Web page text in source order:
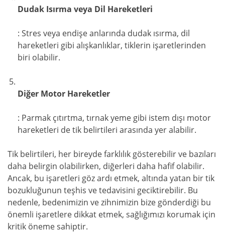
Dudak Isırma veya Dil Hareketleri
: Stres veya endişe anlarında dudak ısırma, dil
hareketleri gibi alışkanlıklar, tiklerin işaretlerinden
biri olabilir.
Diğer Motor Hareketler
: Parmak çıtırtma, tırnak yeme gibi istem dışı motor
hareketleri de tik belirtileri arasında yer alabilir.
Tik belirtileri, her bireyde farklılık gösterebilir ve bazıları
daha belirgin olabilirken, diğerleri daha hafif olabilir.
Ancak, bu işaretleri göz ardı etmek, altında yatan bir tik
bozukluğunun teşhis ve tedavisini geciktirebilir. Bu
nedenle, bedenimizin ve zihnimizin bize gönderdiği bu
önemli işaretlere dikkat etmek, sağlığımızı korumak için
kritik öneme sahiptir.